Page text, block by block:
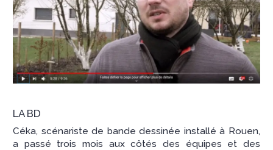
LA BD
Céka, scénariste de bande dessinée installé à Rouen,
a passé trois mois aux côtés des équipes et des